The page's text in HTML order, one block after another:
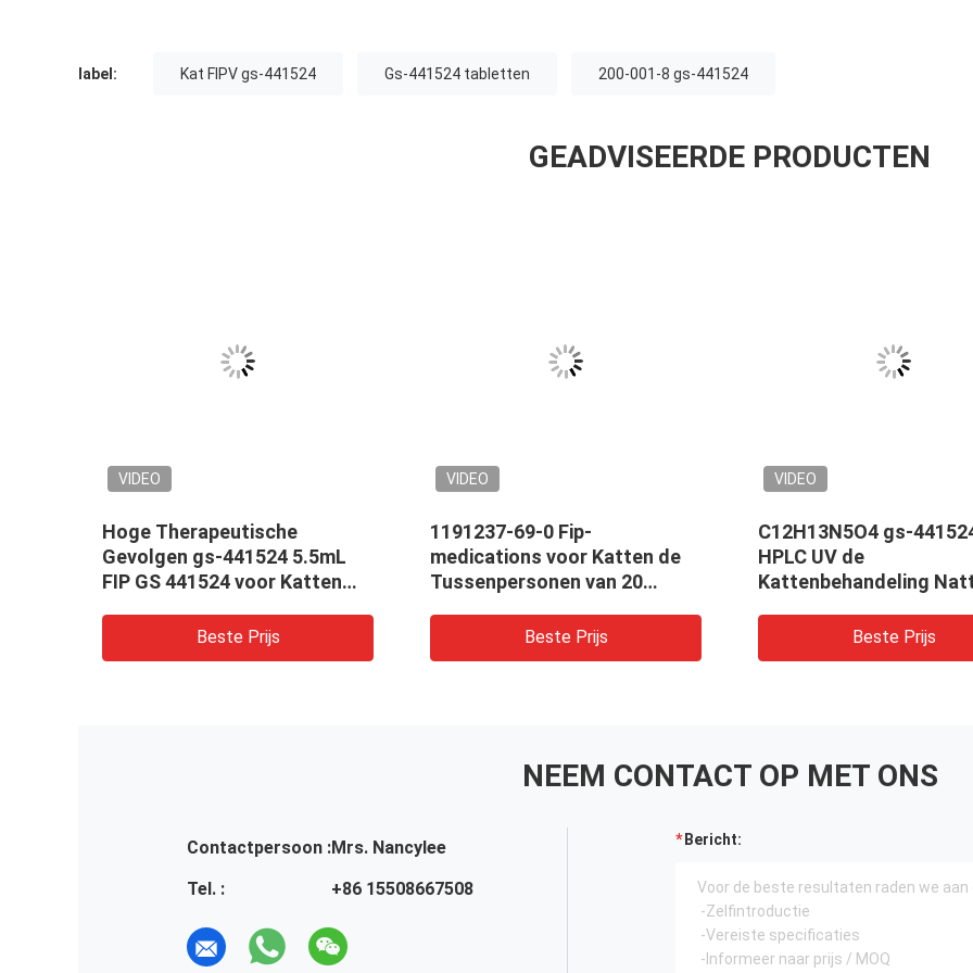
label: Kat FIPV gs-441524 Gs-441524 tabletten 200-001-8 gs-441524
GEADVISEERDE PRODUCTEN
VIDEO
Hoge Therapeutische
Gevolgen gs-441524 5.5mL
FIP GS 441524 voor Katten
Beste Prijs
VIDEO
1191237-69-0 Fip-
medications voor Katten de
Tussenpersonen van 20
Beste Prijs
VIDEO
C12H13N5O4 gs-
HPLC UV de
Kattenbehandeling
Beste Prijs
NEEM CONTACT OP MET ONS
Contactpersoon :Mrs. Nancylee
Tel. :
+86 15508667508
Bericht: